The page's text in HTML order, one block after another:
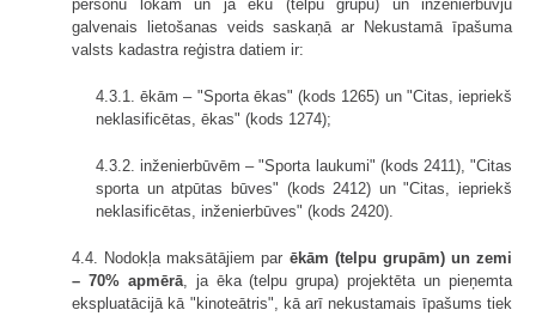
personu lokam un ja ēku (telpu grupu) un inženierbūvju
galvenais lietošanas veids saskaņā ar Nekustamā īpašuma
valsts kadastra reģistra datiem ir:
4.3.1. ēkām – "Sporta ēkas" (kods 1265) un "Citas, iepriekš
neklasificētas, ēkas" (kods 1274);
4.3.2. inženierbūvēm – "Sporta laukumi" (kods 2411), "Citas
sporta un atpūtas būves" (kods 2412) un "Citas, iepriekš
neklasificētas, inženierbūves" (kods 2420).
4.4. Nodokļa maksātājiem par ēkām (telpu grupām) un zemi
– 70% apmērā, ja ēka (telpu grupa) projektēta un pieņemta
ekspluatācijā kā "kinoteātris", kā arī nekustamais īpašums tiek